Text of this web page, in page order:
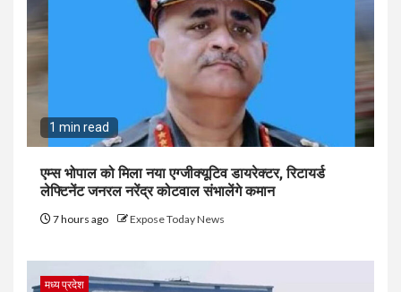
1 min read
एम्स भोपाल को मिला नया एग्जीक्यूटिव डायरेक्टर, रिटायर्ड
लेफ्टिनेंट जनरल नरेंद्र कोटवाल संभालेंगे कमान
7 hours ago Expose Today News
मध्य प्रदेश